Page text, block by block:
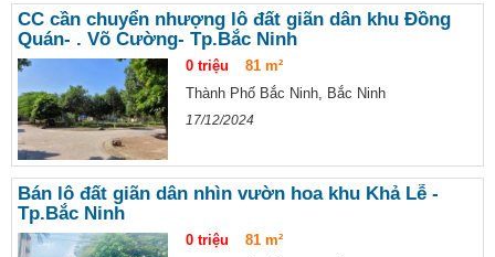
CC cần chuyển nhượng lô đất giãn dân khu Đồng
Quán- . Võ Cường- Tp.Bắc Ninh
0 triệu
81 m²
Thành Phố Bắc Ninh, Bắc Ninh
17/12/2024
Bán lô đất giãn dân nhìn vườn hoa khu Khả Lễ -
Tp.Bắc Ninh
0 triệu
81 m²